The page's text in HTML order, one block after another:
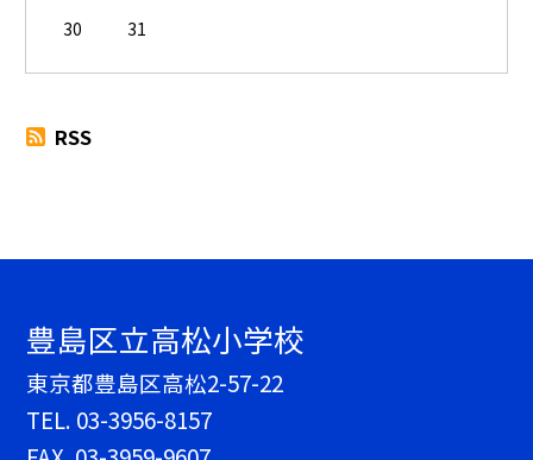
30
31
RSS
豊島区立高松小学校
東京都豊島区高松2-57-22
TEL. 03-3956-8157